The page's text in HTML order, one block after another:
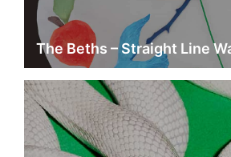
The Beths – Straight Line